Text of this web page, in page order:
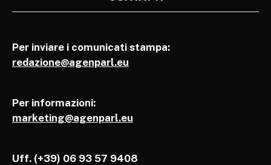
Per inviare i comunicati stampa:
redazione@agenparl.eu
Per informazioni:
marketing@agenparl.eu
Uff. (+39) 06 93 57 9408